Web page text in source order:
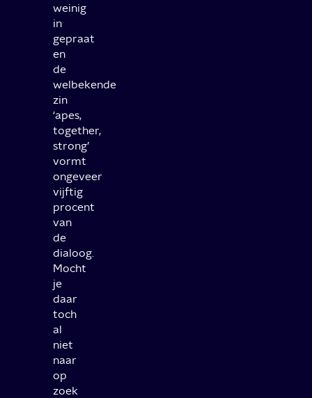
weinig
in
gepraat
en
de
welbekende
zin
‘apes,
together,
strong’
vormt
ongeveer
vijftig
procent
van
de
dialoog.
Mocht
je
daar
toch
al
niet
naar
op
zoek